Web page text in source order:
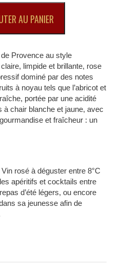
AU PANIER
Provence au style
limpide et brillante, rose
dominé par des notes
à noyau tels que l’abricot et
portée par une acidité
à chair blanche et jaune, avec
et fraîcheur : un
Vin rosé à déguster entre 8°C
apéritifs et cocktails entre
d’été légers, ou encore
sa jeunesse afin de